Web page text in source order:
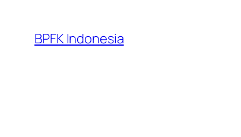
content
BPFK Indonesia